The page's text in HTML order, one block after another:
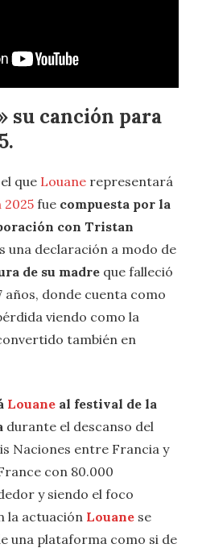
su canción para
que Louane representará
2025 fue compuesta por la
con Tristan
una declaración a modo de
de su madre que falleció
años, donde cuenta como
viendo como la
también en
Louane al festival de la
durante el descanso del
Naciones entre Francia y
con 80.000
y siendo el foco
la actuación Louane se
una plataforma como si de